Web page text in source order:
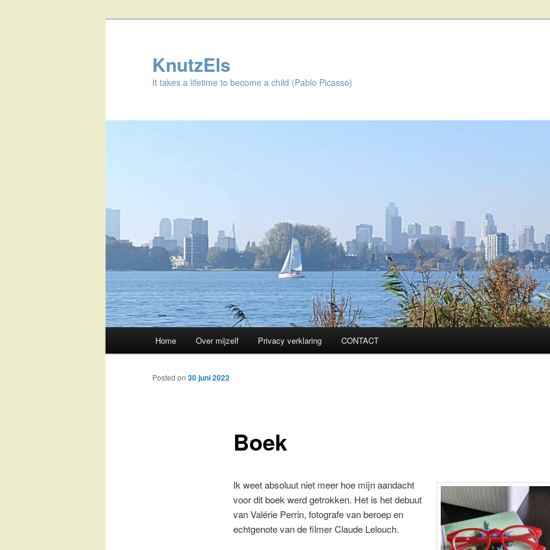
KnutzEls
It takes a lifetime to become a child (Pablo Picasso)
Skip
to
Home Over mijzelf Privacy verklaring CONTACT
Boek
Posted on 30 juni 2022
Ik weet absoluut niet meer hoe mijn aandacht
voor dit boek werd getrokken. Het is het debuut
van Valérie Perrin, fotografe van beroep en
echtgenote van de filmer Claude Lelouch.